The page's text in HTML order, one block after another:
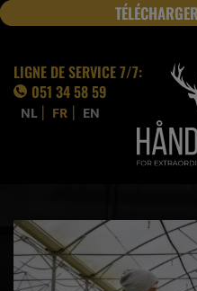
NL | FR | EN
LIGNE DE SERVICE 7/7:
051 34 58 59